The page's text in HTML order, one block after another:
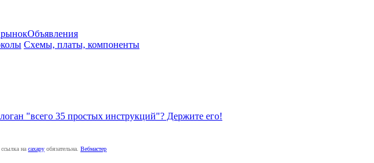
Объявления
Схемы, платы, компоненты
"всего 35 простых инструкций"? Держите его!
на caxapу обязательна. Вебмастер